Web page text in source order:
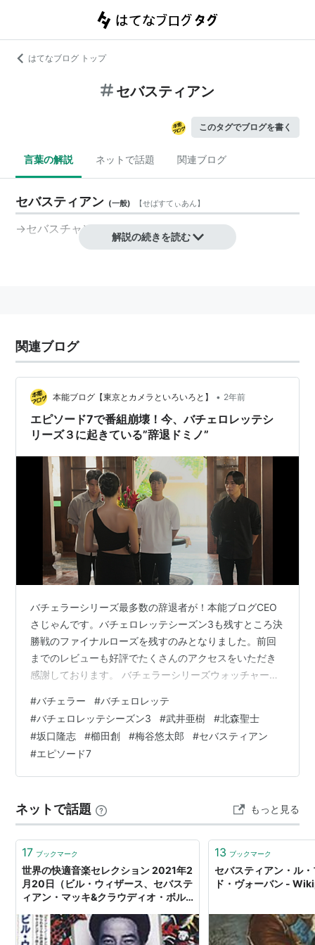
はてなブログ トップ
セバスティアン
このタグでブログを書く
言葉の解説 ネットで話題 関連ブログ
セバスティアン (一般) 【せばすてぃあん】
→セバスチャン
解説の続きを読む
関連ブログ
本能ブログ【東京とカメラといろいろと】 • 2年前
エピソード7で番組崩壊！今、バチェロレッテシ
リーズ３に起きている”辞退ドミノ”
バチェラーシリーズ最多数の辞退者が！本能ブログCEO
さじゃんです。バチェロレッテシーズン3も残すところ決
勝戦のファイナルローズを残すのみとなりました。前回
までのレビューも好評でたくさんのアクセスをいただき
感謝しております。 バチェラーシリーズウォッチャーの
決勝戦に進む二人を決める準決勝ことエピソード7のレビ
ューをお届けしようと思っています。 サトシの家族は最
高！でも・・・ 一組目の家族面談は北森さんことサトシ
のターン！とても優しく明るいお父さんで良い意味で場
を和ませてくれる素敵なご家族だったと思います。武井
#バチェラー #バチェロレッテ
#バチェロレッテシーズン3 #武井亜樹 #北森聖士
#坂口隆志 #櫛田創 #梅谷悠太郎 #セバスティアン
#エピソード7
ネットで話題 もっと見る
17 ブックマーク
世界の快適音楽セレクション 2021年2
月20日（ビル・ウィザース、セバステ
ィアン・マッキ&クラウディオ・ボル
レッチェン・パーラト） - ラジオと音
楽
13 ブックマーク
セバスティアン・ル
ド・ヴォーバン -